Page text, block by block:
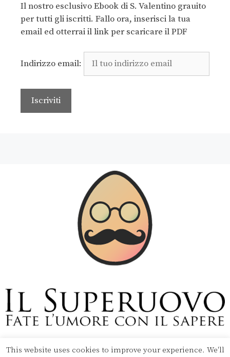
Il nostro esclusivo Ebook di S. Valentino grauito
per tutti gli iscritti. Fallo ora, inserisci la tua
email ed otterrai il link per scaricare il PDF
Indirizzo email: